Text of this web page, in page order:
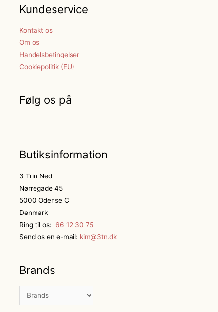
Kundeservice
Kontakt os
Om os
Handelsbetingelser
Cookiepolitik (EU)
Følg os på
Butiksinformation
3 Trin Ned
Nørregade 45
5000 Odense C
Denmark
Ring til os:
66 12 30 75
Send os en e-mail: kim@3tn.dk
Brands